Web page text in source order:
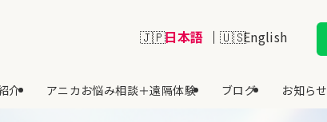
介 アニカお悩み相談＋遠隔体験 ブログ お知らせ
English
日本語